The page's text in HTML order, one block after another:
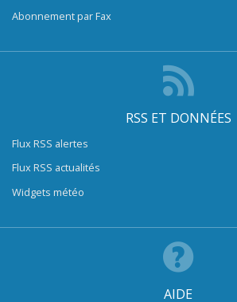
Abonnement par Fax
RSS ET DONNÉES
Flux RSS alertes
Flux RSS actualités
Widgets météo
AIDE